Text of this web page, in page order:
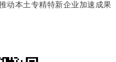
动本土专精特新企业加速成果